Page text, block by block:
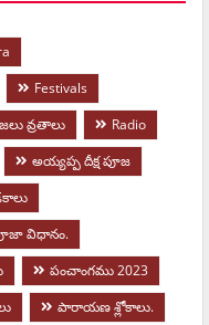
Festivals
వ్రతాలు
Radio
అయ్యప్ప దీక్ష పూజ
విధానం.
పంచాంగము 2023
పారాయణ శ్లోకాలు.